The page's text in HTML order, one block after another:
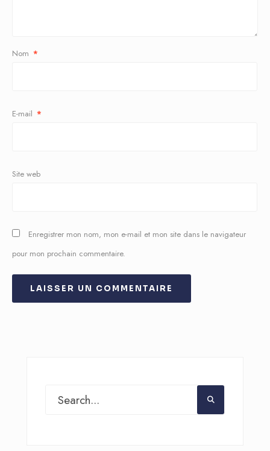
Nom *
E-mail *
Site web
Enregistrer mon nom, mon e-mail et mon site dans le navigateur
pour mon prochain commentaire.